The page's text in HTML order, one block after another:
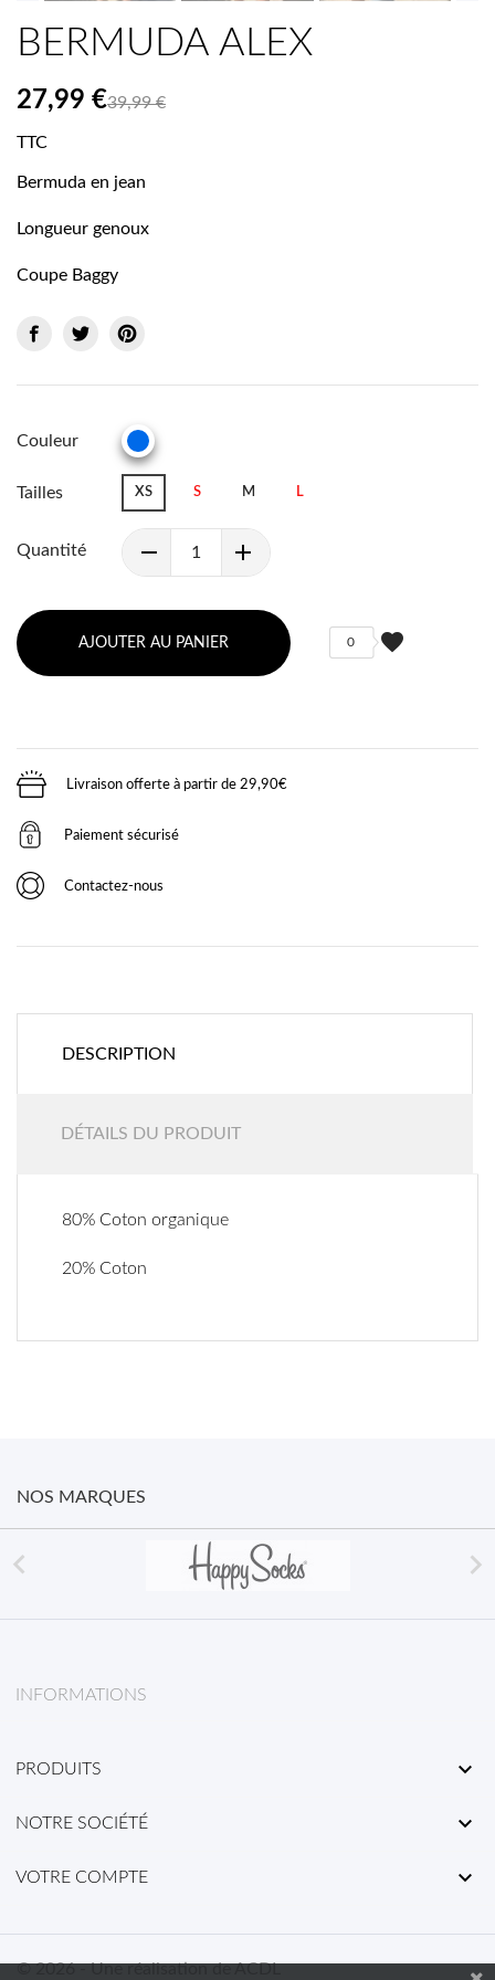
BERMUDA ALEX
27,99 €39,99 €
TTC
Bermuda en jean
Longueur genoux
Coupe Baggy
Couleur JEAN
Tailles XS S M L
Quantité
AJOUTER AU PANIER favorite
0
Livraison offerte à partir de 29,90€
Paiement sécurisé
Contactez-nous
DESCRIPTION
DÉTAILS DU PRODUIT
80% Coton organique
20% Coton
NOS MARQUES
 
INFORMATIONS
PRODUITS 
NOTRE SOCIÉTÉ 
VOTRE COMPTE 
© 2026 - Une réalisation de ACDL